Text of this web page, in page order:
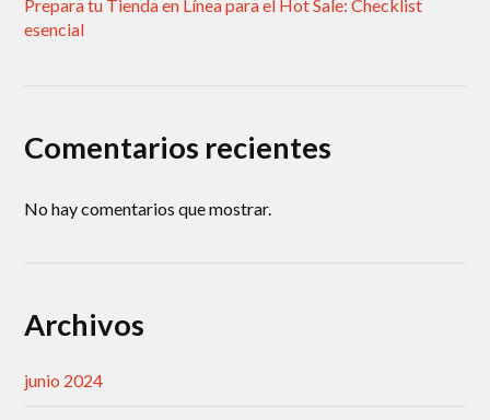
Prepara tu Tienda en Línea para el Hot Sale: Checklist
esencial
Comentarios recientes
No hay comentarios que mostrar.
Archivos
junio 2024